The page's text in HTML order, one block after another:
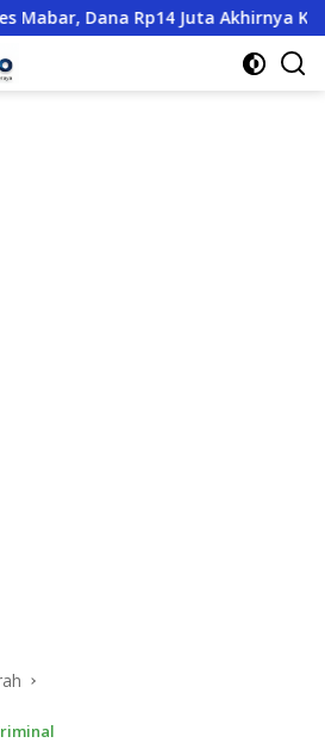
Juta Akhirnya Kembali